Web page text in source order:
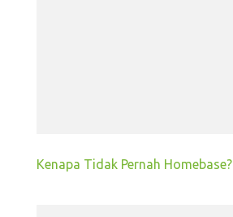
Kenapa Tidak Pernah Homebase?